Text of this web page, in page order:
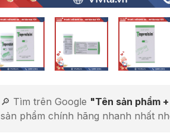
🔎 Tìm trên Google "Tên sản phẩm
sản phẩm chính hãng nhanh nhất